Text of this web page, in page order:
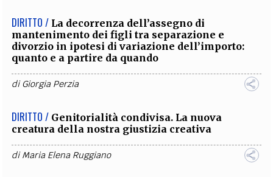
DIRITTO / La decorrenza dell’assegno di
mantenimento dei figli tra separazione e
divorzio in ipotesi di variazione dell’importo:
quanto e a partire da quando
diGiorgia Perzia
DIRITTO / Genitorialità condivisa. La nuova
creatura della nostra giustizia creativa
diMaria Elena Ruggiano